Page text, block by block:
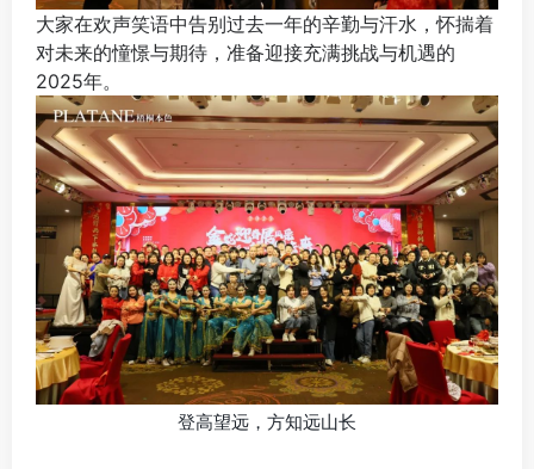
大家在欢声笑语中告别过去一年的辛勤与汗水，怀揣着
对未来的憧憬与期待，准备迎接充满挑战与机遇的
2025年。
登高望远，方知远山长